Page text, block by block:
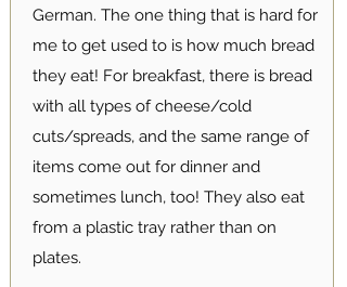
German. The one thing that is hard for
me to get used to is how much bread
they eat! For breakfast, there is bread
with all types of cheese/cold
cuts/spreads, and the same range of
items come out for dinner and
sometimes lunch, too! They also eat
from a plastic tray rather than on
plates.